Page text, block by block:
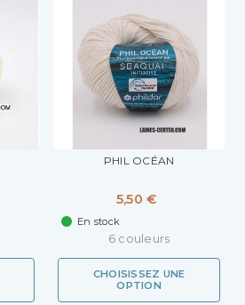
PHIL OCÉAN
5,50 €
En stock
6 couleurs
CHOISISSEZ UNE
OPTION